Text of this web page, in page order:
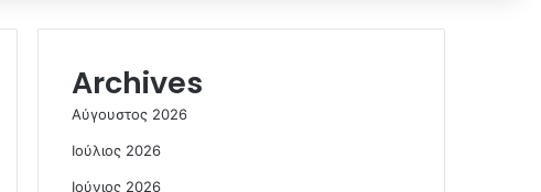
Archives
Αύγουστος 2026
Ιούλιος 2026
Ιούνιος 2026